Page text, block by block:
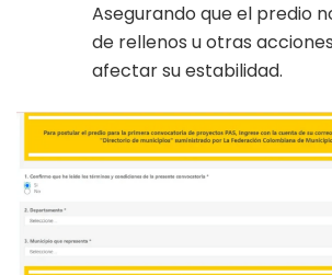
Asegurando que el predio
de rellenos u otras
afectar su estabilidad.